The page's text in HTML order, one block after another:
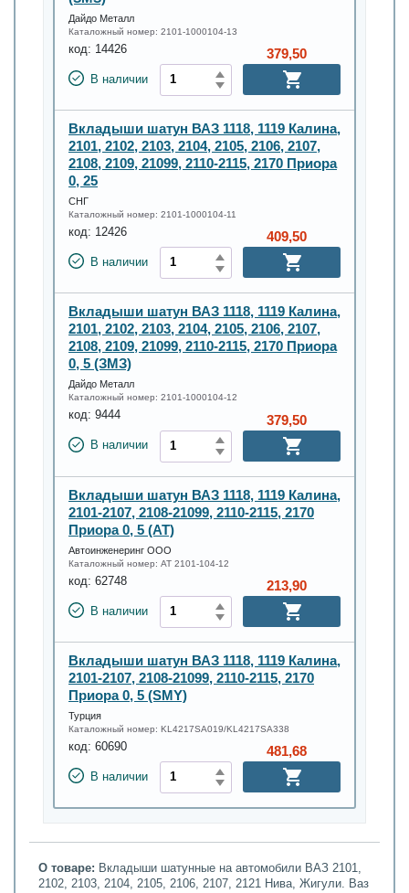
Дайдо Металл
Каталожный номер: 2101-1000104-13
код: 14426
В наличии
379,50
Вкладыши шатун ВАЗ 1118, 1119 Калина,
2101, 2102, 2103, 2104, 2105, 2106, 2107,
2108, 2109, 21099, 2110-2115, 2170 Приора
0, 25
СНГ
Каталожный номер: 2101-1000104-11
код: 12426
В наличии
409,50
Вкладыши шатун ВАЗ 1118, 1119 Калина,
2101, 2102, 2103, 2104, 2105, 2106, 2107,
2108, 2109, 21099, 2110-2115, 2170 Приора
0, 5 (ЗМЗ)
Дайдо Металл
Каталожный номер: 2101-1000104-12
код: 9444
В наличии
379,50
Вкладыши шатун ВАЗ 1118, 1119 Калина,
2101-2107, 2108-21099, 2110-2115, 2170
Приора 0, 5 (AT)
Автоинженеринг ООО
Каталожный номер: AT 2101-104-12
код: 62748
В наличии
213,90
Вкладыши шатун ВАЗ 1118, 1119 Калина,
2101-2107, 2108-21099, 2110-2115, 2170
Приора 0, 5 (SMY)
Турция
Каталожный номер: KL4217SA019/KL4217SA338
код: 60690
В наличии
481,68
О товаре: Вкладыши шатунные на автомобили ВАЗ 2101,
2102, 2103, 2104, 2105, 2106, 2107, 2121 Нива, Жигули. Ваз